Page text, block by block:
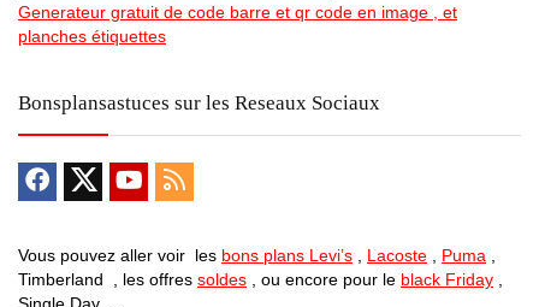
Generateur gratuit de code barre et qr code en image , et
planches étiquettes
Bonsplansastuces sur les Reseaux Sociaux
Vous pouvez aller voir les bons plans Levi’s , Lacoste , Puma ,
Timberland , les offres soldes , ou encore pour le black Friday ,